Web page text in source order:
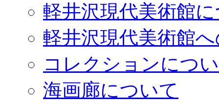
軽井沢現代美術館
軽井沢現代美術館
コレクションにつ
海画廊について